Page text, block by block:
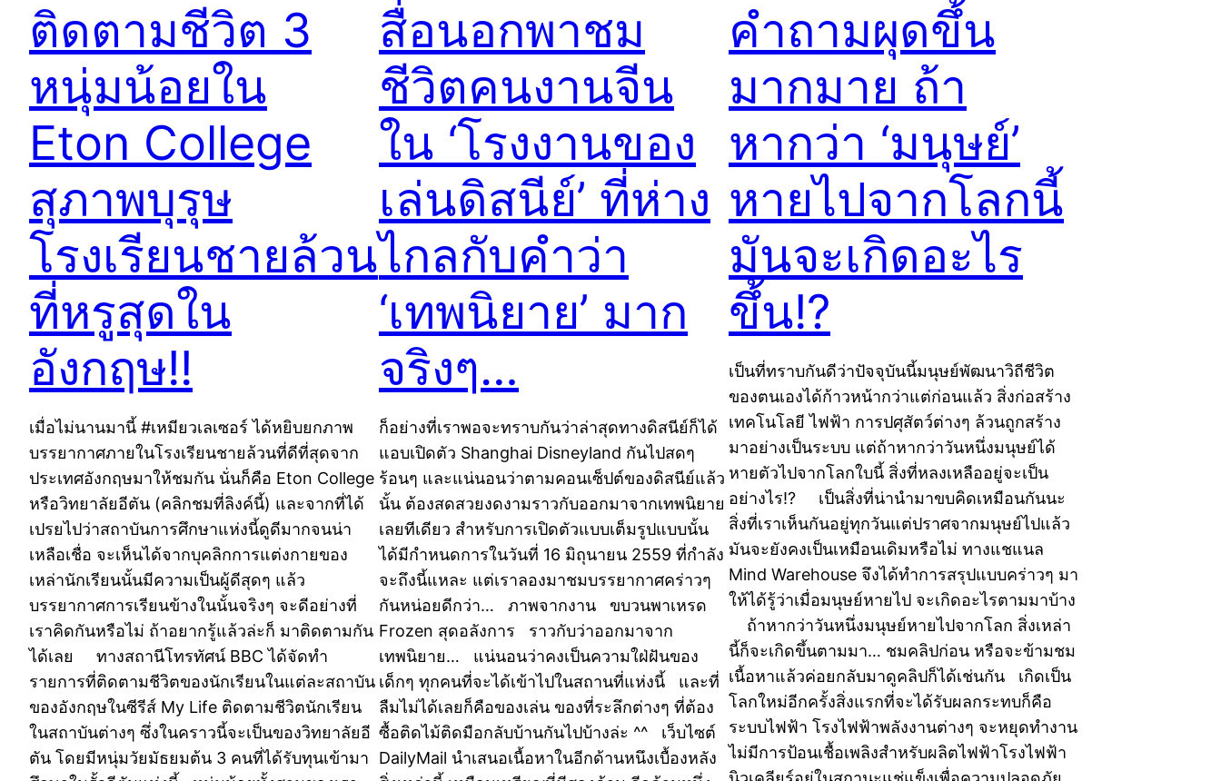
ติดตามชีวิต 3
หนุ่มน้อยใน
Eton College
สุภาพบุรุษ
โรงเรียนชายล้วน
ที่หรูสุดใน
อังกฤษ!!
เมื่อไม่นานมานี้ #เหมียวเลเซอร์ ได้หยิบยกภาพ
บรรยากาศภายในโรงเรียนชายล้วนที่ดีที่สุดจาก
ประเทศอังกฤษมาให้ชมกัน นั่นก็คือ Eton College
หรือวิทยาลัยอีตัน (คลิกชมที่ลิงค์นี้) และจากที่ได้
เปรยไปว่าสถาบันการศึกษาแห่งนี้ดูดีมากจนน่า
เหลือเชื่อ จะเห็นได้จากบุคลิกการแต่งกายของ
เหล่านักเรียนนั้นมีความเป็นผู้ดีสุดๆ แล้ว
บรรยากาศการเรียนข้างในนั้นจริงๆ จะดีอย่างที่
เราคิดกันหรือไม่ ถ้าอยากรู้แล้วล่ะก็ มาติดตามกัน
ได้เลย ทางสถานีโทรทัศน์ BBC ได้จัดทำ
รายการที่ติดตามชีวิตของนักเรียนในแต่ละสถาบัน
ของอังกฤษในซีรีส์ My Life ติดตามชีวิตนักเรียน
ในสถาบันต่างๆ ซึ่งในคราวนี้จะเป็นของวิทยาลัยอี
ตัน โดยมีหนุ่มวัยมัธยมต้น 3 คนที่ได้รับทุนเข้ามา
สื่อนอกพาชม
ชีวิตคนงานจีน
ใน ‘โรงงานของ
เล่นดิสนีย์’ ที่ห่าง
ไกลกับคำว่า
‘เทพนิยาย’ มาก
จริงๆ…
ก็อย่างที่เราพอจะทราบกันว่าล่าสุดทางดิสนีย์ก็ได้
แอบเปิดตัว Shanghai Disneyland กันไปสดๆ
ร้อนๆ และแน่นอนว่าตามคอนเซ็ปต์ของดิสนีย์แล้ว
นั้น ต้องสดสวยงดงามราวกับออกมาจากเทพนิยาย
เลยทีเดียว สำหรับการเปิดตัวแบบเต็มรูปแบบนั้น
ได้มีกำหนดการในวันที่ 16 มิถุนายน 2559 ที่กำลัง
จะถึงนี้แหละ แต่เราลองมาชมบรรยากาศคร่าวๆ
กันหน่อยดีกว่า… ภาพจากงาน ขบวนพาเหรด
Frozen สุดอลังการ ราวกับว่าออกมาจาก
เทพนิยาย… แน่นอนว่าคงเป็นความใฝ่ฝันของ
เด็กๆ ทุกคนที่จะได้เข้าไปในสถานที่แห่งนี้ และที่
ลืมไม่ได้เลยก็คือของเล่น ของที่ระลึกต่างๆ ที่ต้อง
ซื้อติดไม้ติดมือกลับบ้านกันไปบ้างล่ะ ^^ เว็บไซต์
DailyMail นำเสนอเนื้อหาในอีกด้านหนึงเบื้องหลัง
คำถามผุดขึ้น
มากมาย ถ้า
หากว่า ‘มนุษย์’
หายไปจากโลกนี้
มันจะเกิดอะไร
ขึ้น!?
เป็นที่ทราบกันดีว่าปัจจุบันนี้มนุษย์พัฒนาวิถีชีวิต
ของตนเองได้ก้าวหน้ากว่าแต่ก่อนแล้ว สิ่งก่อสร้าง
เทคโนโลยี ไฟฟ้า การปศุสัตว์ต่างๆ ล้วนถูกสร้าง
มาอย่างเป็นระบบ แต่ถ้าหากว่าวันหนึ่งมนุษย์ได้
หายตัวไปจากโลกใบนี้ สิ่งที่หลงเหลืออยู่จะเป็น
อย่างไร!? เป็นสิ่งที่น่านำมาขบคิดเหมือนกันนะ
สิ่งที่เราเห็นกันอยู่ทุกวันแต่ปราศจากมนุษย์ไปแล้ว
มันจะยังคงเป็นเหมือนเดิมหรือไม่ ทางแชแนล
Mind Warehouse จึงได้ทำการสรุปแบบคร่าวๆ มา
ให้ได้รู้ว่าเมื่อมนุษย์หายไป จะเกิดอะไรตามมาบ้าง
ถ้าหากว่าวันหนึ่งมนุษย์หายไปจากโลก สิ่งเหล่า
นี้ก็จะเกิดขึ้นตามมา… ชมคลิปก่อน หรือจะข้ามชม
เนื้อหาแล้วค่อยกลับมาดูคลิปก็ได้เช่นกัน เกิดเป็น
โลกใหม่อีกครั้งสิ่งแรกที่จะได้รับผลกระทบก็คือ
ระบบไฟฟ้า โรงไฟฟ้าพลังงานต่างๆ จะหยุดทำงาน
ไม่มีการป้อนเชื้อเพลิงสำหรับผลิตไฟฟ้าโรงไฟฟ้า